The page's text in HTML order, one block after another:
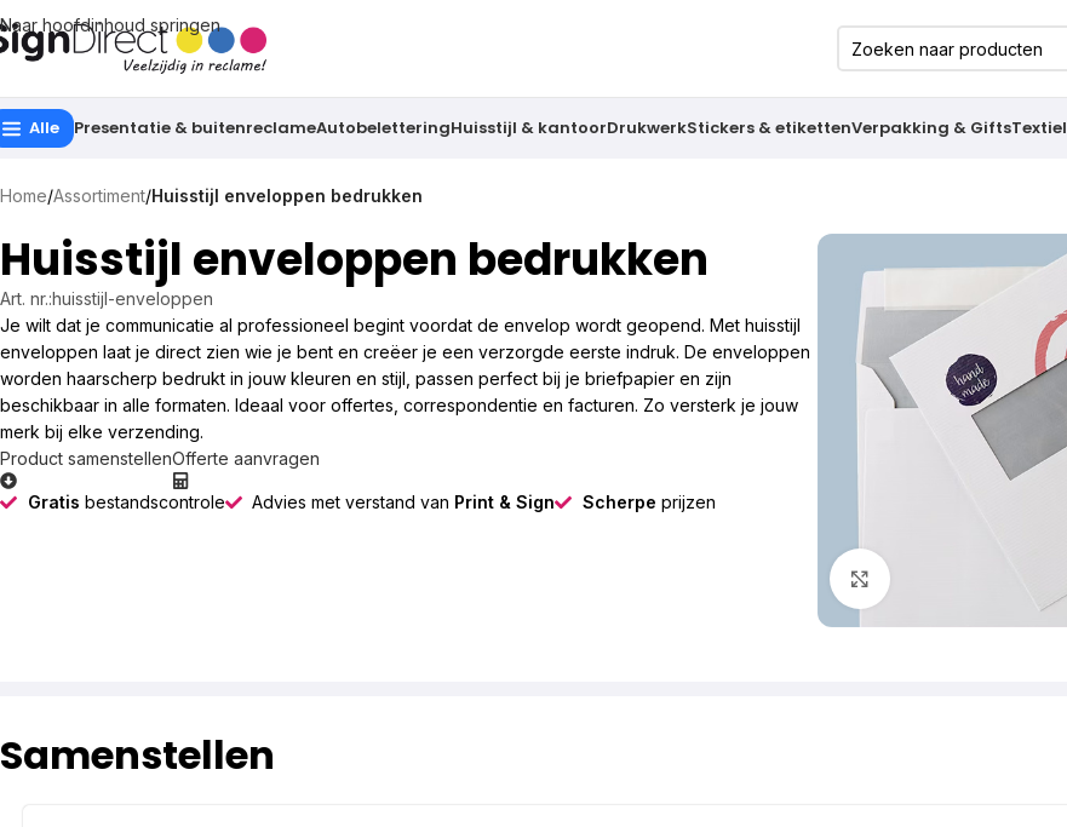
Naar hoofdinhoud springen
Alle Presentatie & buitenreclameAutobeletteringHuisstijl & kantoorDrukwerkStickers & etikettenVerpakking & GiftsTextiel
Home/Assortiment/Huisstijl enveloppen bedrukken
Huisstijl enveloppen bedrukken
Art. nr.:huisstijl-enveloppen
Je wilt dat je communicatie al professioneel begint voordat de envelop wordt geopend. Met huisstijl
enveloppen laat je direct zien wie je bent en creëer je een verzorgde eerste indruk. De enveloppen
worden haarscherp bedrukt in jouw kleuren en stijl, passen perfect bij je briefpapier en zijn
beschikbaar in alle formaten. Ideaal voor offertes, correspondentie en facturen. Zo versterk je jouw
merk bij elke verzending.
Product samenstellenOfferte aanvragen
Gratis bestandscontrole Advies met verstand van Print & Sign Scherpe prijzen
Samenstellen